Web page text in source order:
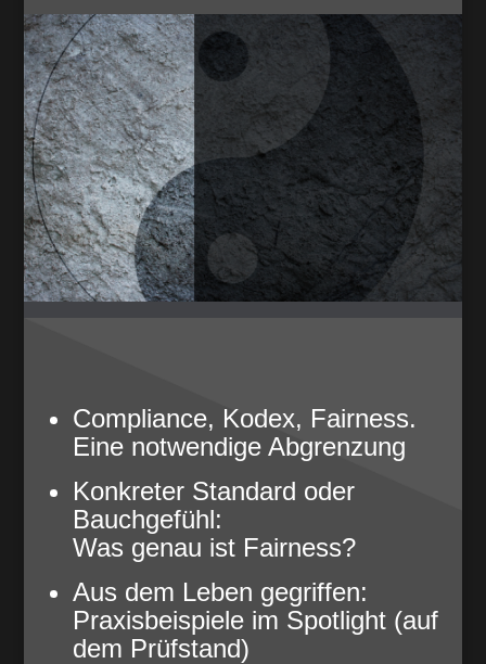
Compliance, Kodex, Fairness.
Eine notwendige Abgrenzung
Konkreter Standard oder
Bauchgefühl:
Was genau ist Fairness?
Aus dem Leben gegriffen:
Praxisbeispiele im Spotlight (auf
dem Prüfstand)